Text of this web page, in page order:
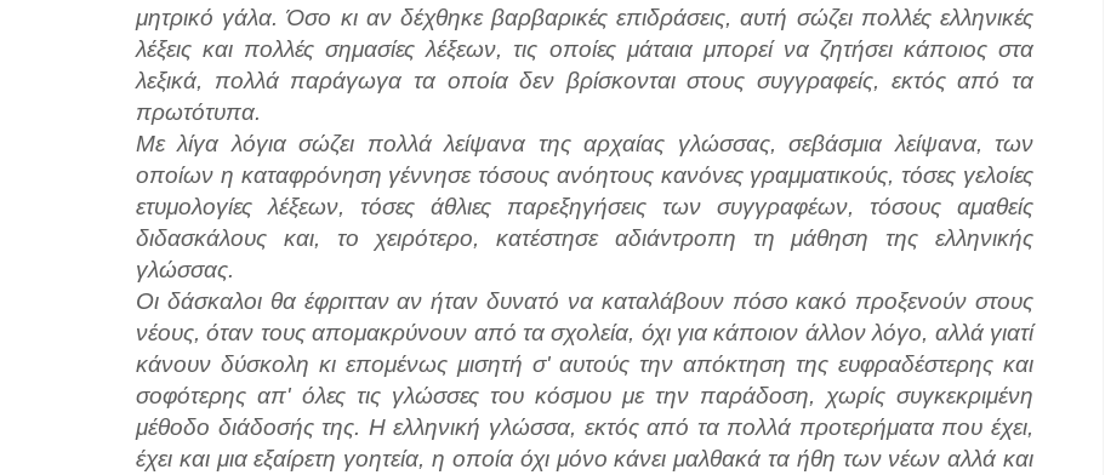
μητρικό γάλα. Όσο κι αν δέχθηκε βαρβαρικές επιδράσεις, αυτή σώζει πολλές ελληνικές
λέξεις και πολλές σημασίες λέξεων, τις οποίες μάταια μπορεί να ζητήσει κάποιος στα
λεξικά, πολλά παράγωγα τα οποία δεν βρίσκονται στους συγγραφείς, εκτός από τα
πρωτότυπα.
Με λίγα λόγια σώζει πολλά λείψανα της αρχαίας γλώσσας, σεβάσμια λείψανα, των
οποίων η καταφρόνηση γέννησε τόσους ανόητους κανόνες γραμματικούς, τόσες γελοίες
ετυμολογίες λέξεων, τόσες άθλιες παρεξηγήσεις των συγγραφέων, τόσους αμαθείς
διδασκάλους και, το χειρότερο, κατέστησε αδιάντροπη τη μάθηση της ελληνικής
γλώσσας.
Οι δάσκαλοι θα έφριτταν αν ήταν δυνατό να καταλάβουν πόσο κακό προξενούν στους
νέους, όταν τους απομακρύνουν από τα σχολεία, όχι για κάποιον άλλον λόγο, αλλά γιατί
κάνουν δύσκολη κι επομένως μισητή σ' αυτούς την απόκτηση της ευφραδέστερης και
σοφότερης απ' όλες τις γλώσσες του κόσμου με την παράδοση, χωρίς συγκεκριμένη
μέθοδο διάδοσής της. Η ελληνική γλώσσα, εκτός από τα πολλά προτερήματα που έχει,
έχει και μια εξαίρετη γοητεία, η οποία όχι μόνο κάνει μαλθακά τα ήθη των νέων αλλά και